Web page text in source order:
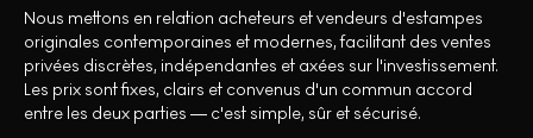
Nous mettons en relation acheteurs et vendeurs d'estampes
originales contemporaines et modernes, facilitant des ventes
privées discrètes, indépendantes et axées sur l'investissement.
Les prix sont fixes, clairs et convenus d'un commun accord
entre les deux parties — c'est simple, sûr et sécurisé.